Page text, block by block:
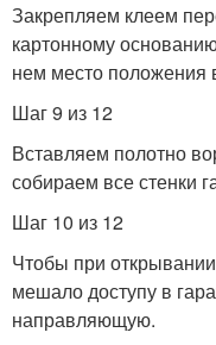
Закрепляем клеем
картонному
нем место положения
Шаг 9 из 12
Вставляем полотно
собираем все стенки
Шаг 10 из 12
Чтобы при
мешало доступу в
направляющую.